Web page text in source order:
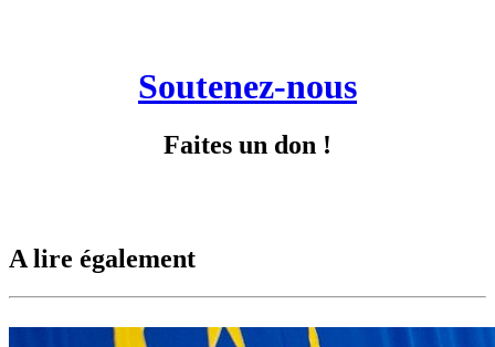
Soutenez-nous
Faites un don !
A lire également